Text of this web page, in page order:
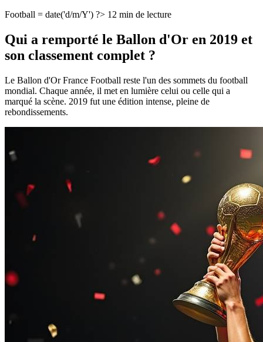
Football = date('d/m/Y') ?> 12 min de lecture
Qui a remporté le Ballon d'Or en 2019 et
son classement complet ?
Le Ballon d'Or France Football reste l'un des sommets du football
mondial. Chaque année, il met en lumière celui ou celle qui a
marqué la scène. 2019 fut une édition intense, pleine de
rebondissements.